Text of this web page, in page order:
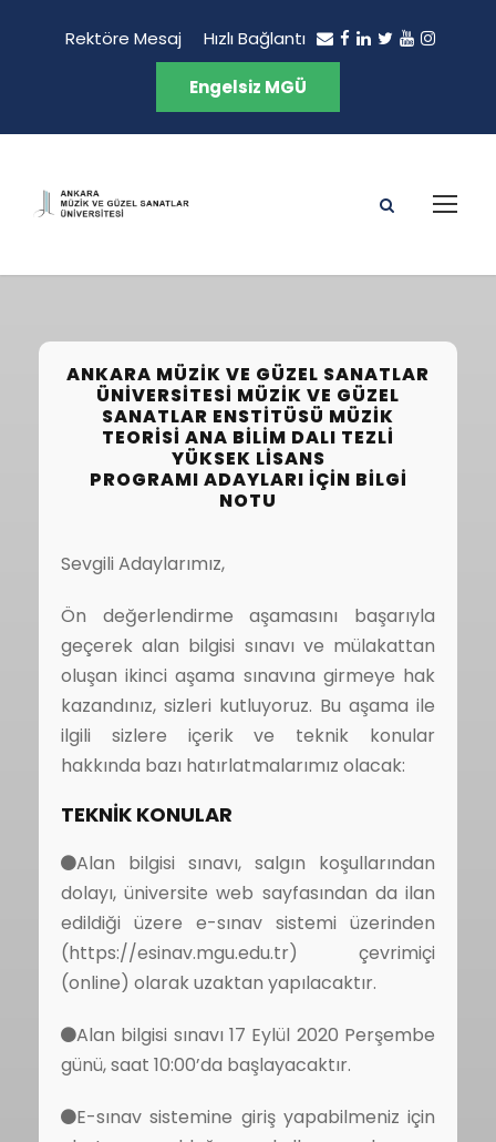
Rektöre Mesaj Hızlı Bağlantı
Engelsiz MGÜ
ANKARA MÜZIK VE GÜZEL SANATLAR
ÜNIVERSITESI MÜZIK VE GÜZEL
SANATLAR ENSTITÜSÜ MÜZIK
TEORISI ANA BILIM DALI TEZLI
YÜKSEK LISANS
PROGRAMI ADAYLARI İÇIN BILGI
NOTU
Sevgili Adaylarımız,
Ön değerlendirme aşamasını başarıyla
geçerek alan bilgisi sınavı ve mülakattan
oluşan ikinci aşama sınavına girmeye hak
kazandınız, sizleri kutluyoruz. Bu aşama ile
ilgili sizlere içerik ve teknik konular
hakkında bazı hatırlatmalarımız olacak:
TEKNİK KONULAR
Alan bilgisi sınavı, salgın koşullarından
dolayı, üniversite web sayfasından da ilan
edildiği üzere e-sınav sistemi üzerinden
(https://esinav.mgu.edu.tr) çevrimiçi
(online) olarak uzaktan yapılacaktır.
Alan bilgisi sınavı 17 Eylül 2020 Perşembe
günü, saat 10:00’da başlayacaktır.
E-sınav sistemine giriş yapabilmeniz için